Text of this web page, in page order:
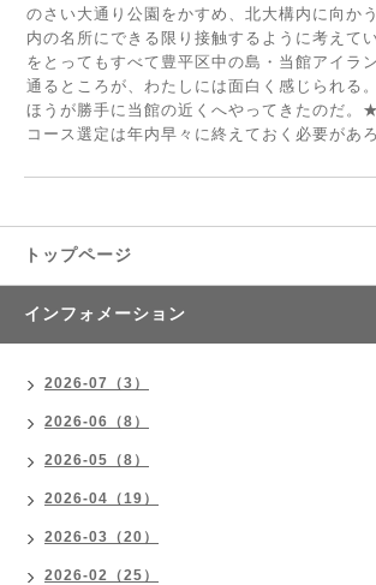
のさい大通り公園をかすめ、北大構内に向か
内の名所にできる限り接触するように考えて
をとってもすべて豊平区中の島・当館アイラ
通るところが、わたしには面白く感じられる
ほうが勝手に当館の近くへやってきたのだ。
コース選定は年内早々に終えておく必要があ
トップページ
インフォメーション
2026-07（3）
2026-06（8）
2026-05（8）
2026-04（19）
2026-03（20）
2026-02（25）